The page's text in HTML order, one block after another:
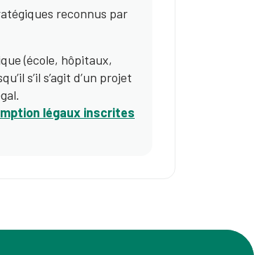
reconnus par
(école, hôpitaux,
s’il s’agit d’un projet
légaux inscrites